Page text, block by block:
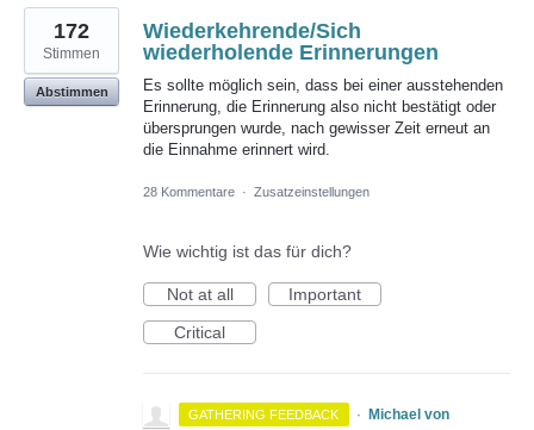
Wiederkehrende/Sich
wiederholende Erinnerungen
Es sollte möglich sein, dass bei einer ausstehenden
Erinnerung, die Erinnerung also nicht bestätigt oder
übersprungen wurde, nach gewisser Zeit erneut an
die Einnahme erinnert wird.
172
Stimmen
Abstimmen
28 Kommentare · Zusatzeinstellungen
Wie wichtig ist das für dich?
Not at all
Important
Critical
GATHERING FEEDBACK · Michael von